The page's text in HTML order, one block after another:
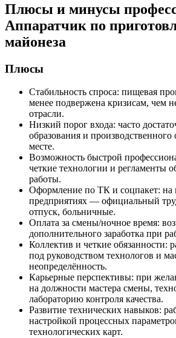
Плюсы и минусы
Аппаратчик по
майонеза
Плюсы
Стабильность спроса: пищевая
менее подвержена кризисам, чем
отрасли.
Низкий порог входа: часто
образования и производственного
месте.
Возможность быстрой
четкие технологии и регламенты
работы.
Оформление по ТК и соцпакет: на
предприятиях — официальный
отпуск, больничные.
Оплата за смены/ночное время:
дополнительного заработка при
Коллектив и четкие обязанности:
под руководством технологов и
неопределённость.
Карьерные перспективы: при
на должности мастера смены,
лабораторию контроля качества.
Развитие технических навыков:
настройкой процессных
технологических карт.